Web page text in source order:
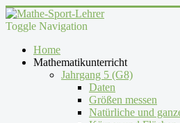
Toggle Navigation
Home
Mathematikunterricht
Jahrgang 5 (G8)
Daten
Größen messen
Natürliche und